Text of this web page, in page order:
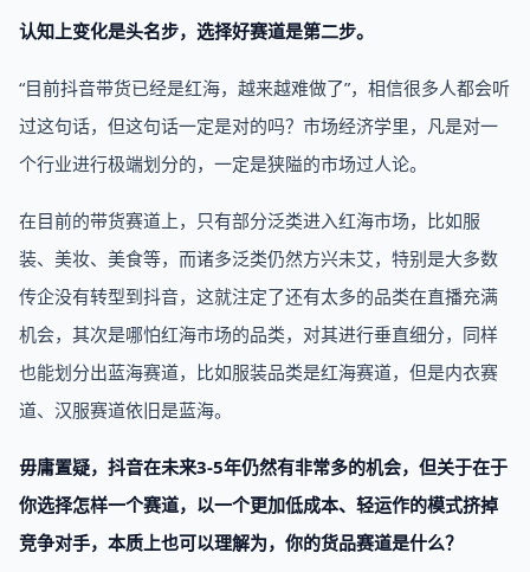
认知上变化是头名步，选择好赛道是第二步。
“目前抖音带货已经是红海，越来越难做了”，相信很多人都会听
过这句话，但这句话一定是对的吗？市场经济学里，凡是对一
个行业进行极端划分的，一定是狭隘的市场过人论。
在目前的带货赛道上，只有部分泛类进入红海市场，比如服
装、美妆、美食等，而诸多泛类仍然方兴未艾，特别是大多数
传企没有转型到抖音，这就注定了还有太多的品类在直播充满
机会，其次是哪怕红海市场的品类，对其进行垂直细分，同样
也能划分出蓝海赛道，比如服装品类是红海赛道，但是内衣赛
道、汉服赛道依旧是蓝海。
毋庸置疑，抖音在未来3-5年仍然有非常多的机会，但关于在于
你选择怎样一个赛道，以一个更加低成本、轻运作的模式挤掉
竞争对手，本质上也可以理解为，你的货品赛道是什么？